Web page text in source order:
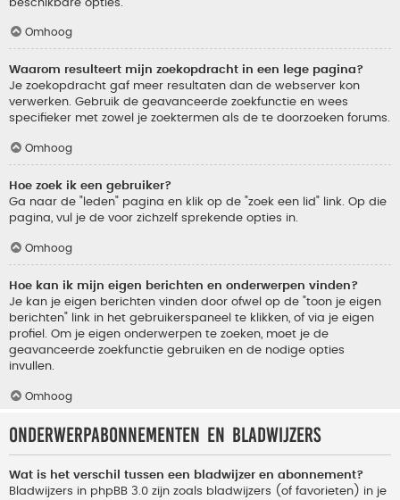
Omhoog
Waarom resulteert mijn zoekopdracht in een lege pagina?
Je zoekopdracht gaf meer resultaten dan de webserver kon
verwerken. Gebruik de geavanceerde zoekfunctie en wees
specifieker met zowel je zoektermen als de te doorzoeken forums.
Omhoog
Hoe zoek ik een gebruiker?
Ga naar de "leden" pagina en klik op de "zoek een lid" link. Op die
pagina, vul je de voor zichzelf sprekende opties in.
Omhoog
Hoe kan ik mijn eigen berichten en onderwerpen vinden?
Je kan je eigen berichten vinden door ofwel op de "toon je eigen
berichten" link in het gebruikerspaneel te klikken, of via je eigen
profiel. Om je eigen onderwerpen te zoeken, moet je de
geavanceerde zoekfunctie gebruiken en de nodige opties
invullen.
Omhoog
Onderwerpabonnementen en bladwijzers
Wat is het verschil tussen een bladwijzer en abonnement?
Bladwijzers in phpBB 3.0 zijn zoals bladwijzers (of favorieten) in je